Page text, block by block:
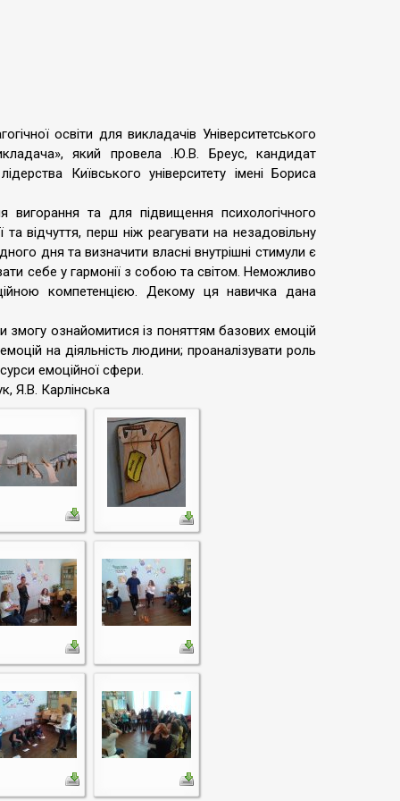
освіти для викладачів Університетського
який провела .Ю.В. Бреус, кандидат
Київського університету імені Бориса
вигорання та для підвищення психологічного
відчуття, перш ніж реагувати на незадовільну
дня та визначити власні внутрішні стимули є
себе у гармонії з собою та світом. Неможливо
компетенцією. Декому ця навичка дана
змогу ознайомитися із поняттям базових емоцій
на діяльність людини; проаналізувати роль
емоційної сфери.
Я.В. Карлінська